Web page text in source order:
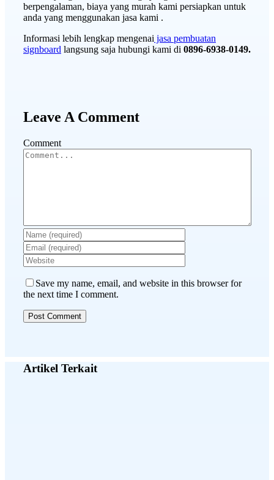
berpengalaman, biaya yang murah kami persiapkan untuk
anda yang menggunakan jasa kami .
Informasi lebih lengkap mengenai jasa pembuatan
signboard langsung saja hubungi kami di 0896-6938-0149.
Leave A Comment
Comment
Save my name, email, and website in this browser for
the next time I comment.
Artikel Terkait